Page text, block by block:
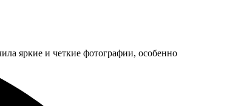
яркие и четкие фотографии, особенно